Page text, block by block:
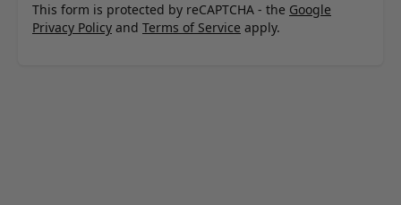
This form is protected by reCAPTCHA - the Google
Privacy Policy and Terms of Service apply.